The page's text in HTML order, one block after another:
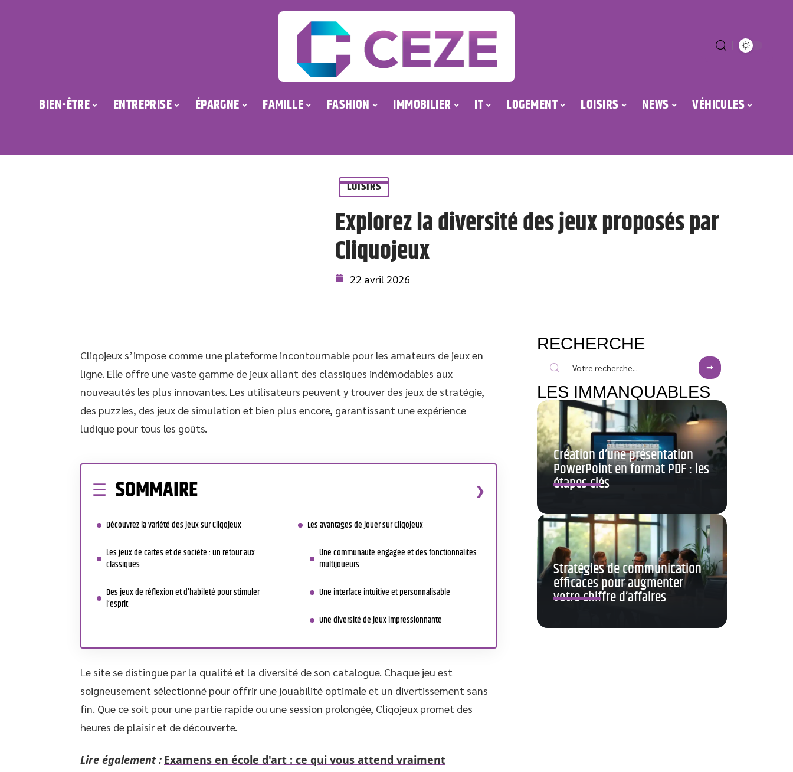
BIEN-ÊTRE ENTREPRISE ÉPARGNE FAMILLE FASHION IMMOBILIER IT LOGEMENT LOISIRS NEWS VÉHICULES
LOISIRS
Explorez la diversité des jeux proposés par
Cliquojeux
22 avril 2026
Cliqojeux s’impose comme une plateforme incontournable pour les amateurs de jeux en
ligne. Elle offre une vaste gamme de jeux allant des classiques indémodables aux
nouveautés les plus innovantes. Les utilisateurs peuvent y trouver des jeux de stratégie,
des puzzles, des jeux de simulation et bien plus encore, garantissant une expérience
ludique pour tous les goûts.
SOMMAIRE
Découvrez la variété des jeux sur Cliqojeux
Les jeux de cartes et de société : un retour aux
classiques
Des jeux de réflexion et d’habileté pour stimuler
l’esprit
Les avantages de jouer sur Cliqojeux
Une communauté engagée et des fonctionnalités
multijoueurs
Une interface intuitive et personnalisable
Une diversité de jeux impressionnante
Le site se distingue par la qualité et la diversité de son catalogue. Chaque jeu est
soigneusement sélectionné pour offrir une jouabilité optimale et un divertissement sans
fin. Que ce soit pour une partie rapide ou une session prolongée, Cliqojeux promet des
heures de plaisir et de découverte.
Lire également : Examens en école d'art : ce qui vous attend vraiment
RECHERCHE
LES IMMANQUABLES
Création d’une présentation
PowerPoint en format PDF : les
étapes clés
Stratégies de communication
efficaces pour augmenter
votre chiffre d’affaires